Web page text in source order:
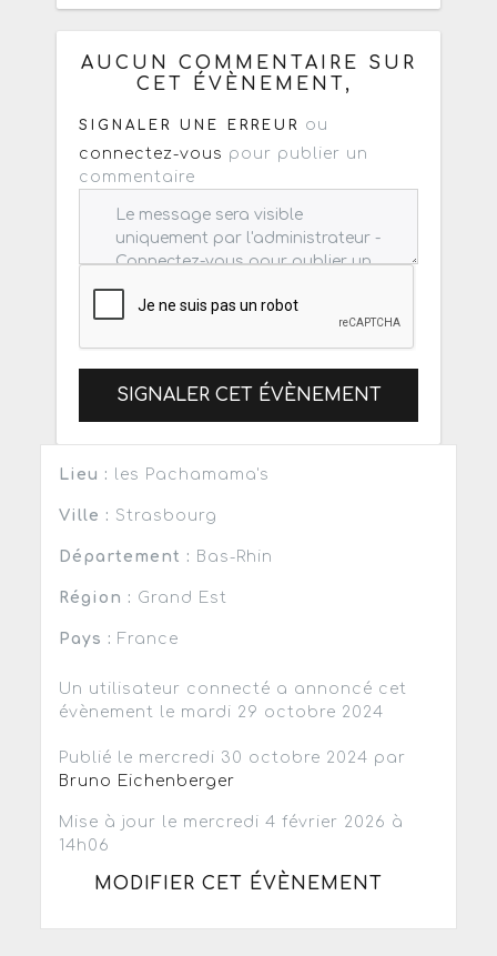
Copiez les infos ci-dessous pour un
: mail / forum / réseau social
AUCUN COMMENTAIRE SUR
CET ÉVÈNEMENT,
SIGNALER UNE ERREUR
ou
connectez-vous pour publier un
commentaire
SIGNALER CET ÉVÈNEMENT
Lieu : les Pachamama's
Ville : Strasbourg
Département : Bas-Rhin
Région : Grand Est
Pays : France
Un utilisateur connecté a annoncé cet
évènement le mardi 29 octobre 2024
Publié le mercredi 30 octobre 2024 par
Bruno Eichenberger
Mise à jour le mercredi 4 février 2026 à
14h06
MODIFIER CET ÉVÈNEMENT